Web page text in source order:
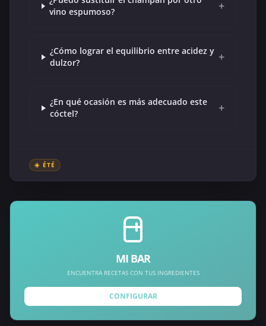
vino espumoso?
+
¿Cómo lograr el equilibrio entre acidez y
dulzor?
+
¿En qué ocasión es más adecuado este
cóctel?
+
☀️ ÉTÉ
MI BAR
ENCUENTRA RECETAS CON TUS INGREDIENTES
CONFIGURAR